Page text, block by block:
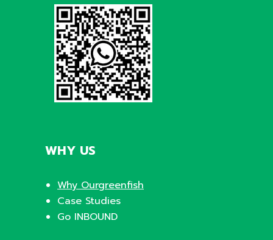
WHY US
Why Ourgreenfish
Case Studies
Go INBOUND